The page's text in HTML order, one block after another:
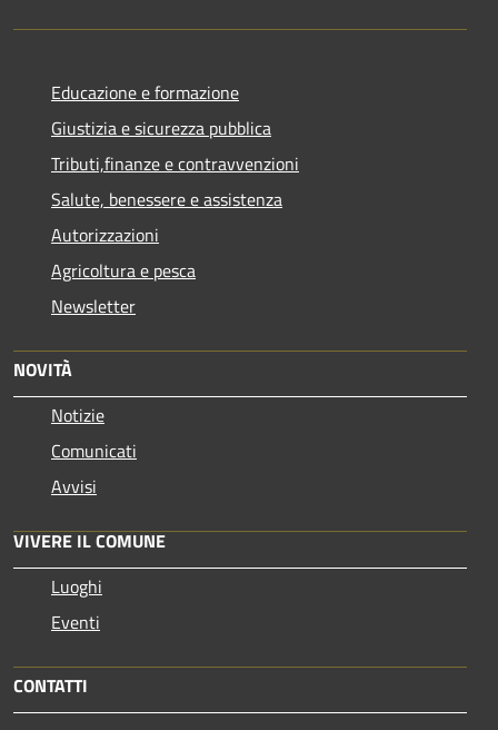
Educazione e formazione
Giustizia e sicurezza pubblica
Tributi,finanze e contravvenzioni
Salute, benessere e assistenza
Autorizzazioni
Agricoltura e pesca
Newsletter
NOVITÀ
Notizie
Comunicati
Avvisi
VIVERE IL COMUNE
Luoghi
Eventi
CONTATTI